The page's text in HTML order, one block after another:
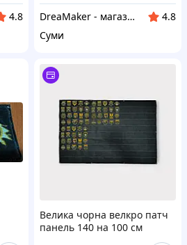
4.8
DreaMaker - магазин військових та інших товарів
4.8
Суми
Велика чорна велкро патч
панель 140 на 100 см